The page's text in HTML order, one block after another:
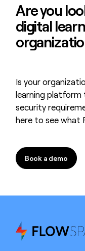
Are you
digital
Is your
learning
security
here to see what
Book a demo
Book a demo